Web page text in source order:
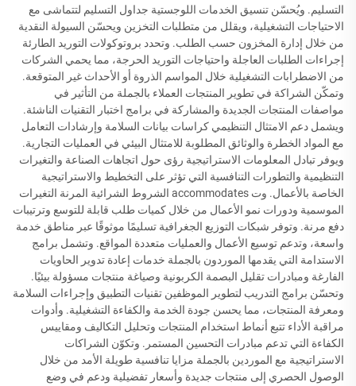
التسليم. ويُحسّن تنسيق الخدمات اللوجستية جداول التسليم لتتماشى مع
الاحتياجات التشغيلية، ويقلل من متطلبات التخزين ويحسّن السيولة النقدية
من خلال إدارة المخزون حسب الطلب. وتحدد بروتوكولات التوريد الطارئة
إجراءات الطلبات العاجلة واحتياجات التوريد الحرجة، مما يحمي الشركات
من الاضطرابات التشغيلية خلال المواسم الذروة أو الأحداث غير المتوقعة.
وتمكّن الشراكة في تطوير المنتجات العملاء بالجملة من التأثير في
مواصفات المنتجات الجديدة والمشاركة في برامج اختبار التقنيات الناشئة.
ويشمل دعم الامتثال التنظيمي كراسات بيانات السلامة وإرشادات التعامل
مع المواد الخطرة والوثائق المطلوبة للامتثال البيئي في العمليات التجارية.
ويوفر تبادل المعلومات الاستراتيجية رؤى حول اتجاهات الصناعة والتغيرات
التنظيمية والتطورات التنافسية التي تؤثر على التخطيط والاستراتيجية
الخاصة بالأعمال. وت accommodates الشروط الشرائية المرنة التغيرات
الموسمية ودورات نمو الأعمال من خلال كميات طلب قابلة للتوسع وترتيبات
دفع مرنة. وتوفر شبكات التوزيع الجغرافية تسليمًا موثوقًا عبر مناطق خدمة
واسعة، وتدعم توسيع الأعمال والعمليات متعددة المواقع. وتشمل برامج
الاستدامة التي يقدمها الموردون بالجملة خدمات إعادة تدوير الحاويات
الفارغة ومبادرات تقليل البصمة الكربونية وصياغة منتجات مسؤولة بيئيًا.
وتحسّن برامج التدريب لتطوير الموظفين تقنيات التطبيق وإجراءات السلامة
ومعرفة المنتجات، مما يحسن جودة الخدمة والكفاءة التشغيلية. وأدوات
مراقبة الأداء تتبع أنماط استخدام المنتجات وتحليل التكاليف ومقاييس
الكفاءة التي تدعم مبادرات التحسين المستمر. وتكوّن الشراكات
الاستراتيجية مع الموردين بالجملة مزايا تنافسية طويلة الأمد من خلال
الوصول الحصري إلى منتجات جديدة وأسعار تفضيلية ودعم في وضع